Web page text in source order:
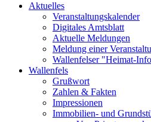
Aktuelles
Veranstaltungskalender
Digitales Amtsblatt
Aktuelle Meldungen
Meldung einer
Wallenfelser "Heimat-
Wallenfels
Grußwort
Zahlen & Fakten
Impressionen
Immobilien- und